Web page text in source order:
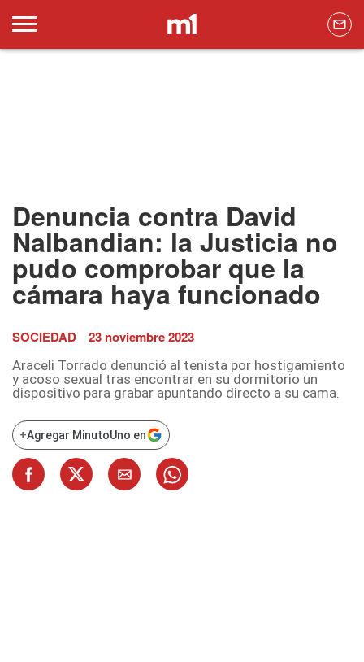
Denuncia contra David
Nalbandian: la Justicia no
pudo comprobar que la
cámara haya funcionado
SOCIEDAD 23 noviembre 2023
Araceli Torrado denunció al tenista por hostigamiento
y acoso sexual tras encontrar en su dormitorio un
dispositivo para grabar apuntando directo a su cama.
+Agregar MinutoUno en